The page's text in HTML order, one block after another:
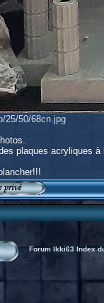
25/50/68cn.jpg
plaques acryliques
Forum Ikki63 Index